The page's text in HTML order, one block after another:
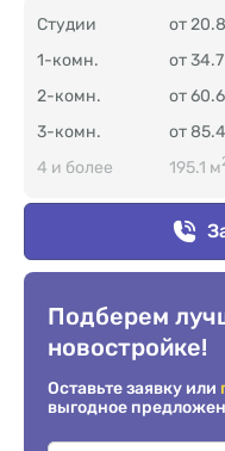
Студии от
1-комн.
от
2-комн.
от
3-комн.
от
4 и более
195.1 м
Подберем
новостройке!
Оставьте заявку или
выгодное